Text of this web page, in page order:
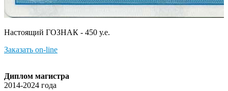
Настоящий ГОЗНАК - 450 у.е.
Заказать on-line
Диплом магистра
2014-2024 года